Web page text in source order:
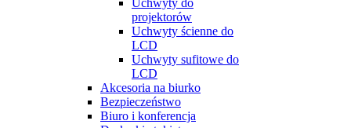
projektorów
Uchwyty ścienne do
LCD
Uchwyty sufitowe do
LCD
Akcesoria na biurko
Bezpieczeństwo
Biuro i konferencja